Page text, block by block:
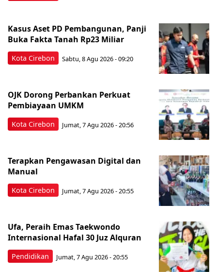
Kota Cirebon
Kasus Aset PD Pembangunan, Panji
Buka Fakta Tanah Rp23 Miliar
Sabtu, 8 Agu 2026 - 09:20
Kota Cirebon
OJK Dorong Perbankan Perkuat
Pembiayaan UMKM
Jumat, 7 Agu 2026 - 20:56
Kota Cirebon
Terapkan Pengawasan Digital dan
Manual
Jumat, 7 Agu 2026 - 20:55
Pendidikan
Ufa, Peraih Emas Taekwondo
Internasional Hafal 30 Juz Alquran
Jumat, 7 Agu 2026 - 20:55